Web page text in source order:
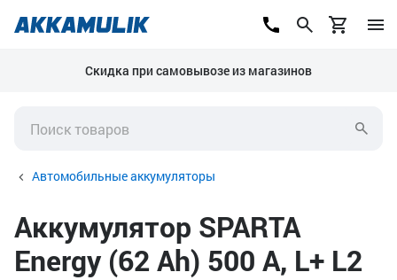
Скидка при самовывозе из магазинов
Автомобильные аккумуляторы
Аккумулятор SPARTA
Energy (62 Ah) 500 А, L+ L2